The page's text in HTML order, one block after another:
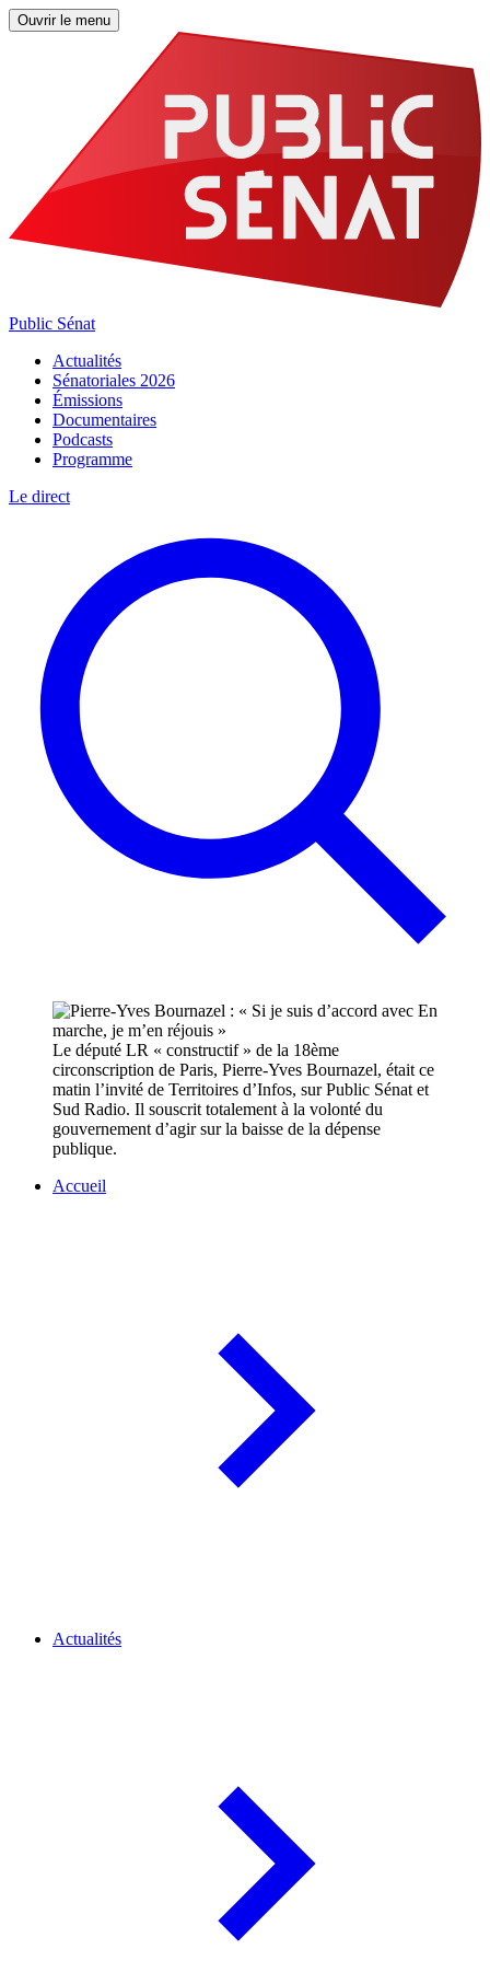
Ouvrir le menu
Public Sénat
Actualités
Sénatoriales 2026
Émissions
Documentaires
Podcasts
Programme
Le direct
Le député LR « constructif » de la 18ème
circonscription de Paris, Pierre-Yves Bournazel, était ce
matin l’invité de Territoires d’Infos, sur Public Sénat et
Sud Radio. Il souscrit totalement à la volonté du
gouvernement d’agir sur la baisse de la dépense
publique.
Accueil
Actualités